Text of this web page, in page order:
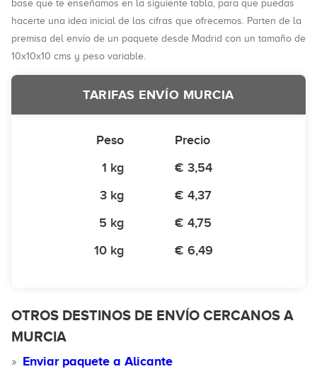
base que te enseñamos en la siguiente tabla, para que puedas
hacerte una idea inicial de las cifras que ofrecemos. Parten de la
premisa del envío de un paquete desde Madrid con un tamaño de
10x10x10 cms y peso variable.
TARIFAS ENVÍO MURCIA
Peso
Precio
1 kg
€ 3,54
3 kg
€ 4,37
5 kg
€ 4,75
10 kg
€ 6,49
OTROS DESTINOS DE ENVÍO CERCANOS A
MURCIA
Enviar paquete a Alicante